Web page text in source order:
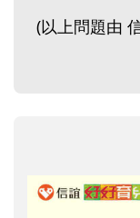
(以上問題由